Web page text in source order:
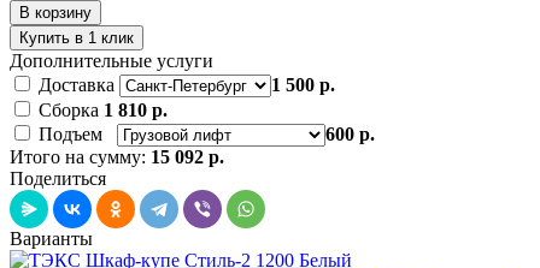
В корзину
Купить в 1 клик
Дополнительные услуги
Доставка
1 500 р.
Сборка 1 810 р.
Подъем
600 р.
Итого на сумму: 15 092 р.
Поделиться
Варианты